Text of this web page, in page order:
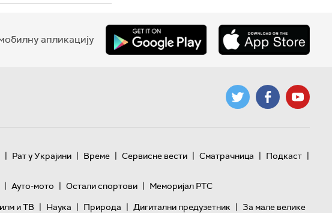
апликацију
| Рат у Украјини | Време | Сервисне вести | Сматрачница | Подкаст |
| Ауто-мото | Остали спортови | Меморијал РТС
и ТВ | Наука | Природа | Дигитални предузетник | За мале велике